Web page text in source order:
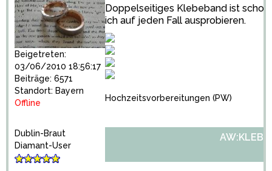
Beigetreten:
03/06/2010 18:56:17
Beiträge: 6571
Standort: Bayern
Offline
Doppelseitiges Klebeband ist
ich auf jeden Fall ausprobieren.
Hochzeitsvorbereitungen (PW)
Dublin-Braut
Diamant-User